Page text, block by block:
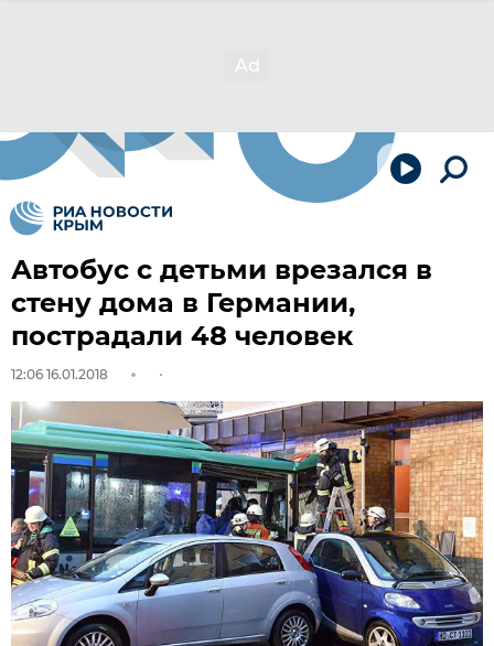
Автобус с детьми врезался в
стену дома в Германии,
пострадали 48 человек
12:06 16.01.2018